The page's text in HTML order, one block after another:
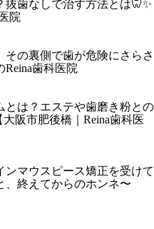
抜歯なしで治す方法とは🦷✨
院
その裏側で歯が危険にさらさ
歯科医院
とは？エステや歯磨き粉との
阪市肥後橋｜Reina歯科医
ンマウスピース矯正を受けて
、終えてからのホンネ〜